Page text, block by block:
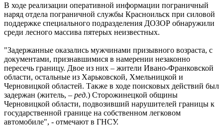
В ходе реализации оперативной информации пограничный
наряд отдела пограничной службы Красноильск при силовой
поддержке специального подразделения ДОЗОР обнаружили
среди лесного массива пятерых неизвестных.
"Задержанные оказались мужчинами призывного возраста, с
документами, признавшимися в намерении незаконно
пересечь границу. Двое из них – жители Ивано-Франковской
области, остальные из Харьковской, Хмельницкой и
Черновицкой областей. Также в ходе поисковых действий был
задержан (житель, – ред.) Сторожинецкой общины
Черновицкой области, подвозивший нарушителей границы к
государственной границе на собственном легковом
автомобиле", - отмечают в ГНСУ.